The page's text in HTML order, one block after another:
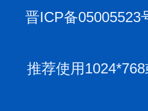
晋ICP备05005523
推荐使用